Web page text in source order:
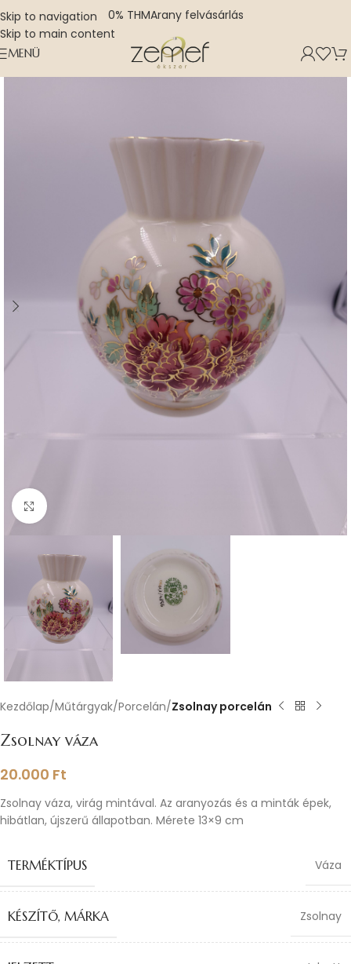
Skip to navigation
Skip to main content
0% THMArany felvásárlás
MENÜ
Nagyításhoz kattints ide
Kezdőlap Műtárgyak Porcelán Zsolnay porcelán
Zsolnay váza
20.000 Ft
Zsolnay váza, virág mintával. Az aranyozás és a minták épek,
hibátlan, újszerű állapotban. Mérete 13×9 cm
TERMÉKTÍPUS Váza
KÉSZÍTŐ, MÁRKA Zsolnay